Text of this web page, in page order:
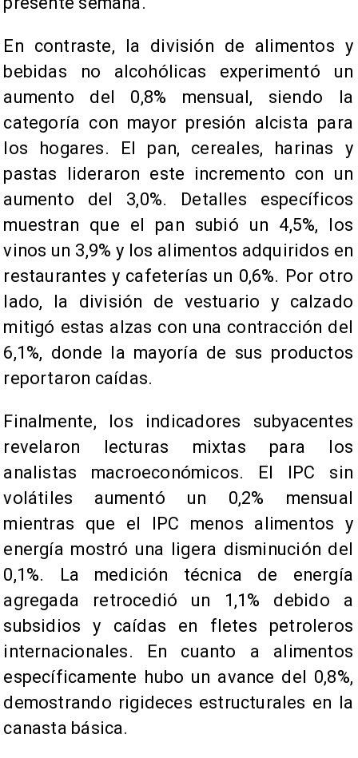
En contraste, la división de alimentos y
bebidas no alcohólicas experimentó un
aumento del 0,8% mensual, siendo la
categoría con mayor presión alcista para
los hogares. El pan, cereales, harinas y
pastas lideraron este incremento con un
aumento del 3,0%. Detalles específicos
muestran que el pan subió un 4,5%, los
vinos un 3,9% y los alimentos adquiridos en
restaurantes y cafeterías un 0,6%. Por otro
lado, la división de vestuario y calzado
mitigó estas alzas con una contracción del
6,1%, donde la mayoría de sus productos
reportaron caídas.
Finalmente, los indicadores subyacentes
revelaron lecturas mixtas para los
analistas macroeconómicos. El IPC sin
volátiles aumentó un 0,2% mensual
mientras que el IPC menos alimentos y
energía mostró una ligera disminución del
0,1%. La medición técnica de energía
agregada retrocedió un 1,1% debido a
subsidios y caídas en fletes petroleros
internacionales. En cuanto a alimentos
específicamente hubo un avance del 0,8%,
demostrando rigideces estructurales en la
canasta básica.